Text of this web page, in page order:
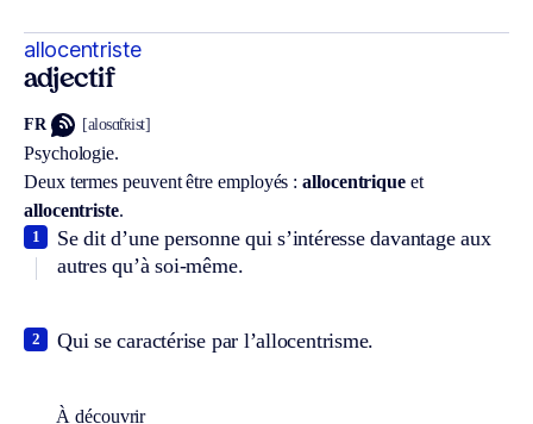
allocentriste
adjectif
FR [alosɑ̃tʀist]
Psychologie.
Deux termes peuvent être employés :allocentrique et
allocentriste.
Se dit d’une personne qui s’intéresse davantage aux
autres qu’à soi-même.
1
Qui se caractérise par l’allocentrisme.
2
À découvrir